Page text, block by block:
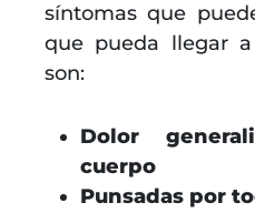
síntomas que
que pueda llegar
son:
Dolor
cuerpo
Punsadas por